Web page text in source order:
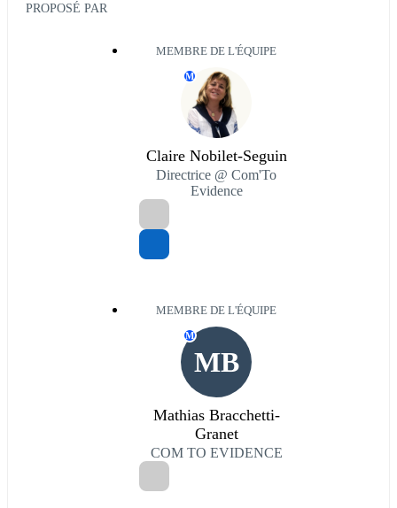
PROPOSÉ PAR
MEMBRE DE L'ÉQUIPE
M
Claire Nobilet-Seguin
Directrice @ Com'To
Evidence
MEMBRE DE L'ÉQUIPE
MB
M
Mathias Bracchetti-
Granet
COM TO EVIDENCE